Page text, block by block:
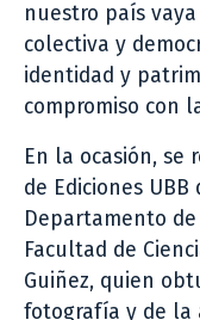
nuestro país
colectiva y
identidad y
compromiso con
En la ocasión, se
de Ediciones
Departamento
Facultad de
Guiñez, quien
fotografía y de la